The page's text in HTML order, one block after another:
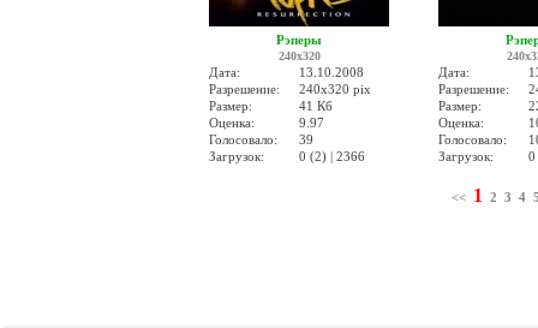
Рэперы
240x320
Дата:
13.10.2008
Разрешение:
240x320 pix
Размер:
41 Кб
Оценка:
9.97
Голосовало:
39
Загрузок:
0 (2) | 2366
Дата:
Разрешение:
Размер:
Оценка:
Голосовало:
Загрузок:
0
<< 1 2 3 4